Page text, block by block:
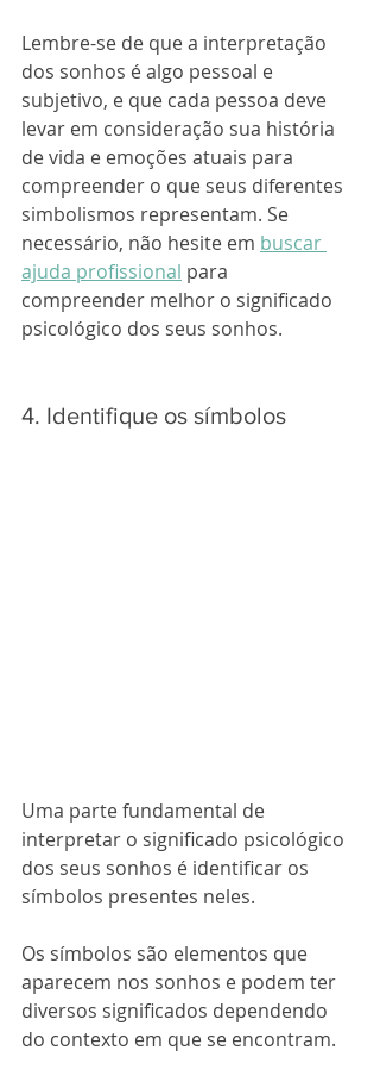
Lembre-se de que a interpretação
dos sonhos é algo pessoal e
subjetivo, e que cada pessoa deve
levar em consideração sua história
de vida e emoções atuais para
compreender o que seus diferentes
simbolismos representam. Se
necessário, não hesite em buscar
ajuda profissional para
compreender melhor o significado
psicológico dos seus sonhos.
4. Identifique os símbolos
Uma parte fundamental de
interpretar o significado psicológico
dos seus sonhos é identificar os
símbolos presentes neles.
Os símbolos são elementos que
aparecem nos sonhos e podem ter
diversos significados dependendo
do contexto em que se encontram.